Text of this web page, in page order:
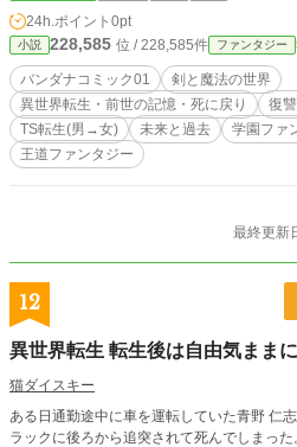
後の未来の世界線。 そ
転生を果たしていること
イト・スヴェンソンが、
ている。 「これは何か裏がある」 そう思ったターニャ（ニ
シジマ）は、変わり果て
7年前の事件の真相を解
に復讐を誓う。 これは
24h.ポイント 0pt
小説 228,585 位 / 228,585件 ファンタジー
バンダナコミック01
剣と魔法の世界
異世界転生・前世の記憶・死に戻り
復
TS転生(男→女)
未来と過去 学園ファ
王道ファンタジー
最終更新
12
異世界転生 転生後は自由気まま
猫ダイスキー
ある日通勤途中に車を運転していた青野 仁
ラックに後ろから追突されて死んでしまった。 しかし目を覚ますと自称神様